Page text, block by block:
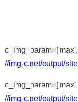
//img-c.net/output/
//img-c.net/output/